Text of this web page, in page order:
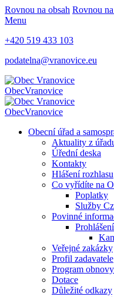
Rovnou na obsah Rovnou
Menu
+420 519 433 103
podatelna@vranovice.eu
ObecVranovice
ObecVranovice
Obecní úřad a
Aktuality z
Úřední deska
Kontakty
Hlášení rozhlasu
Co vyřídíte na
Poplatky
Služby
Povinné
Veřejné zakázky
Profil zadavatele
Program
Dotace
Důležité odkazy